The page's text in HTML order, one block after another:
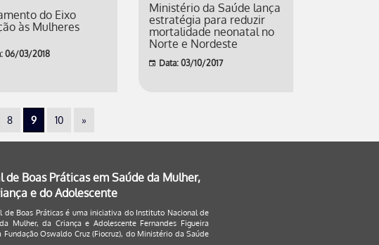
do Eixo
às Mulheres
06/03/2018
Ministério da Saúde lança
estratégia para reduzir
mortalidade neonatal no
Norte e Nordeste
Data: 03/10/2017
8 9 10 »
de Boas Práticas em Saúde da Mulher,
e do Adolescente
de Boas Práticas é uma iniciativa do Instituto Nacional de
Mulher, da Criança e Adolescente Fernandes Figueira
Fundação Oswaldo Cruz (Fiocruz), do Ministério da Saúde